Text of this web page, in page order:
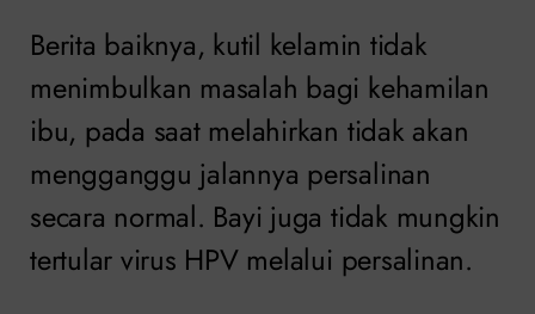
Berita baiknya, kutil kelamin tidak
menimbulkan masalah bagi kehamilan
ibu, pada saat melahirkan tidak akan
mengganggu jalannya persalinan
secara normal. Bayi juga tidak mungkin
tertular virus HPV melalui persalinan.